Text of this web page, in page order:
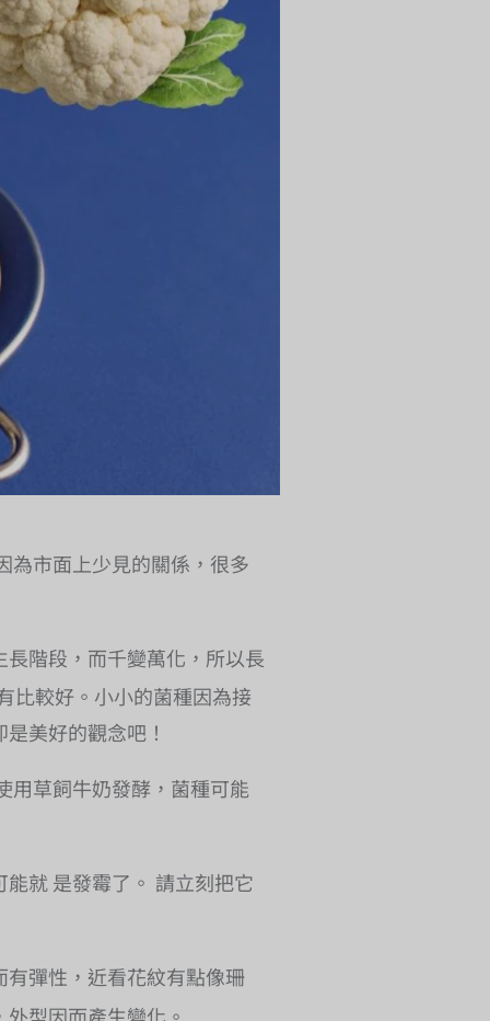
為市面上少見的關係，很多
階段，而千變萬化，所以長
比較好。小小的菌種因為接
美好的觀念吧！
用草飼牛奶發酵，菌種可能
就 是發霉了。 請立刻把它
彈性，近看花紋有點像珊
型因而產生變化。